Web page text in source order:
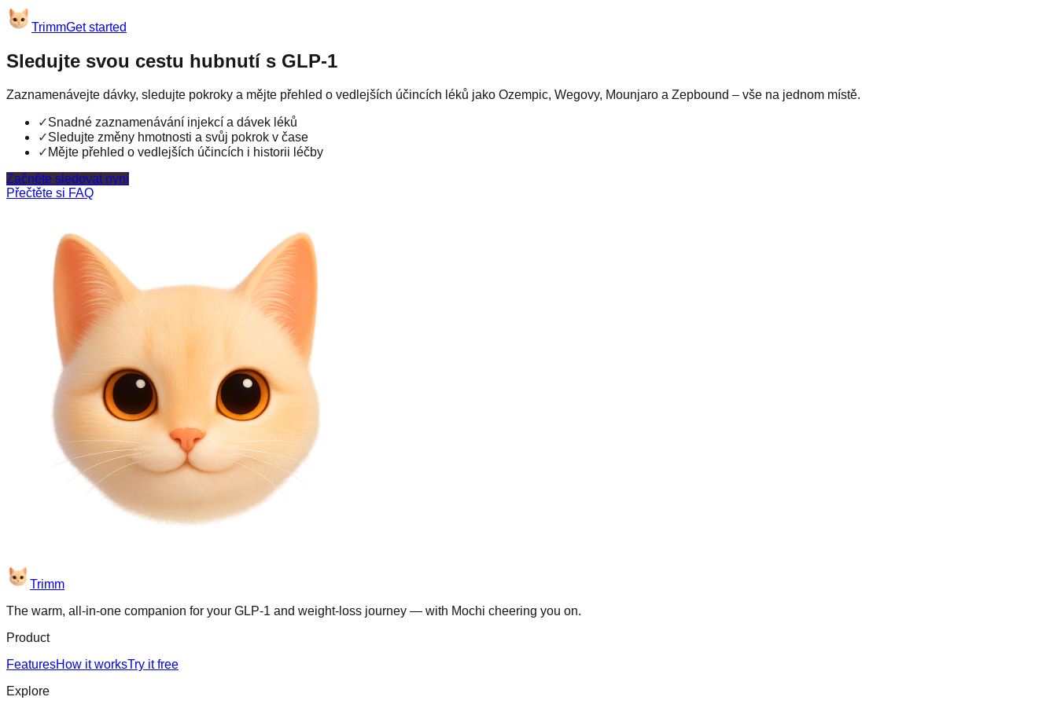
TrimmGet started
Sledujte svou cestu hubnutí s GLP-1
Zaznamenávejte dávky, sledujte pokroky a mějte přehled o vedlejších účincích léků jako Ozempic, Wegovy, Mounjaro a Zepbound – vše na jednom místě.
✓Snadné zaznamenávání injekcí a dávek léků
✓Sledujte změny hmotnosti a svůj pokrok v čase
✓ Mějte přehled o vedlejších účincích i historii léčby
Začněte sledovat nyní
Přečtěte si FAQ
Trimm
The warm, all-in-one companion for your GLP-1 and weight-loss journey — with Mochi cheering you on.
Product
FeaturesHow it worksTry it free
Explore